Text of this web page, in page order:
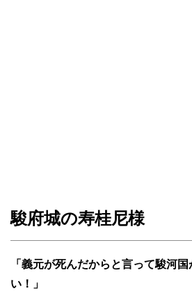
駿府城の寿桂尼様
「義元が死んだからと言って駿河
い！」